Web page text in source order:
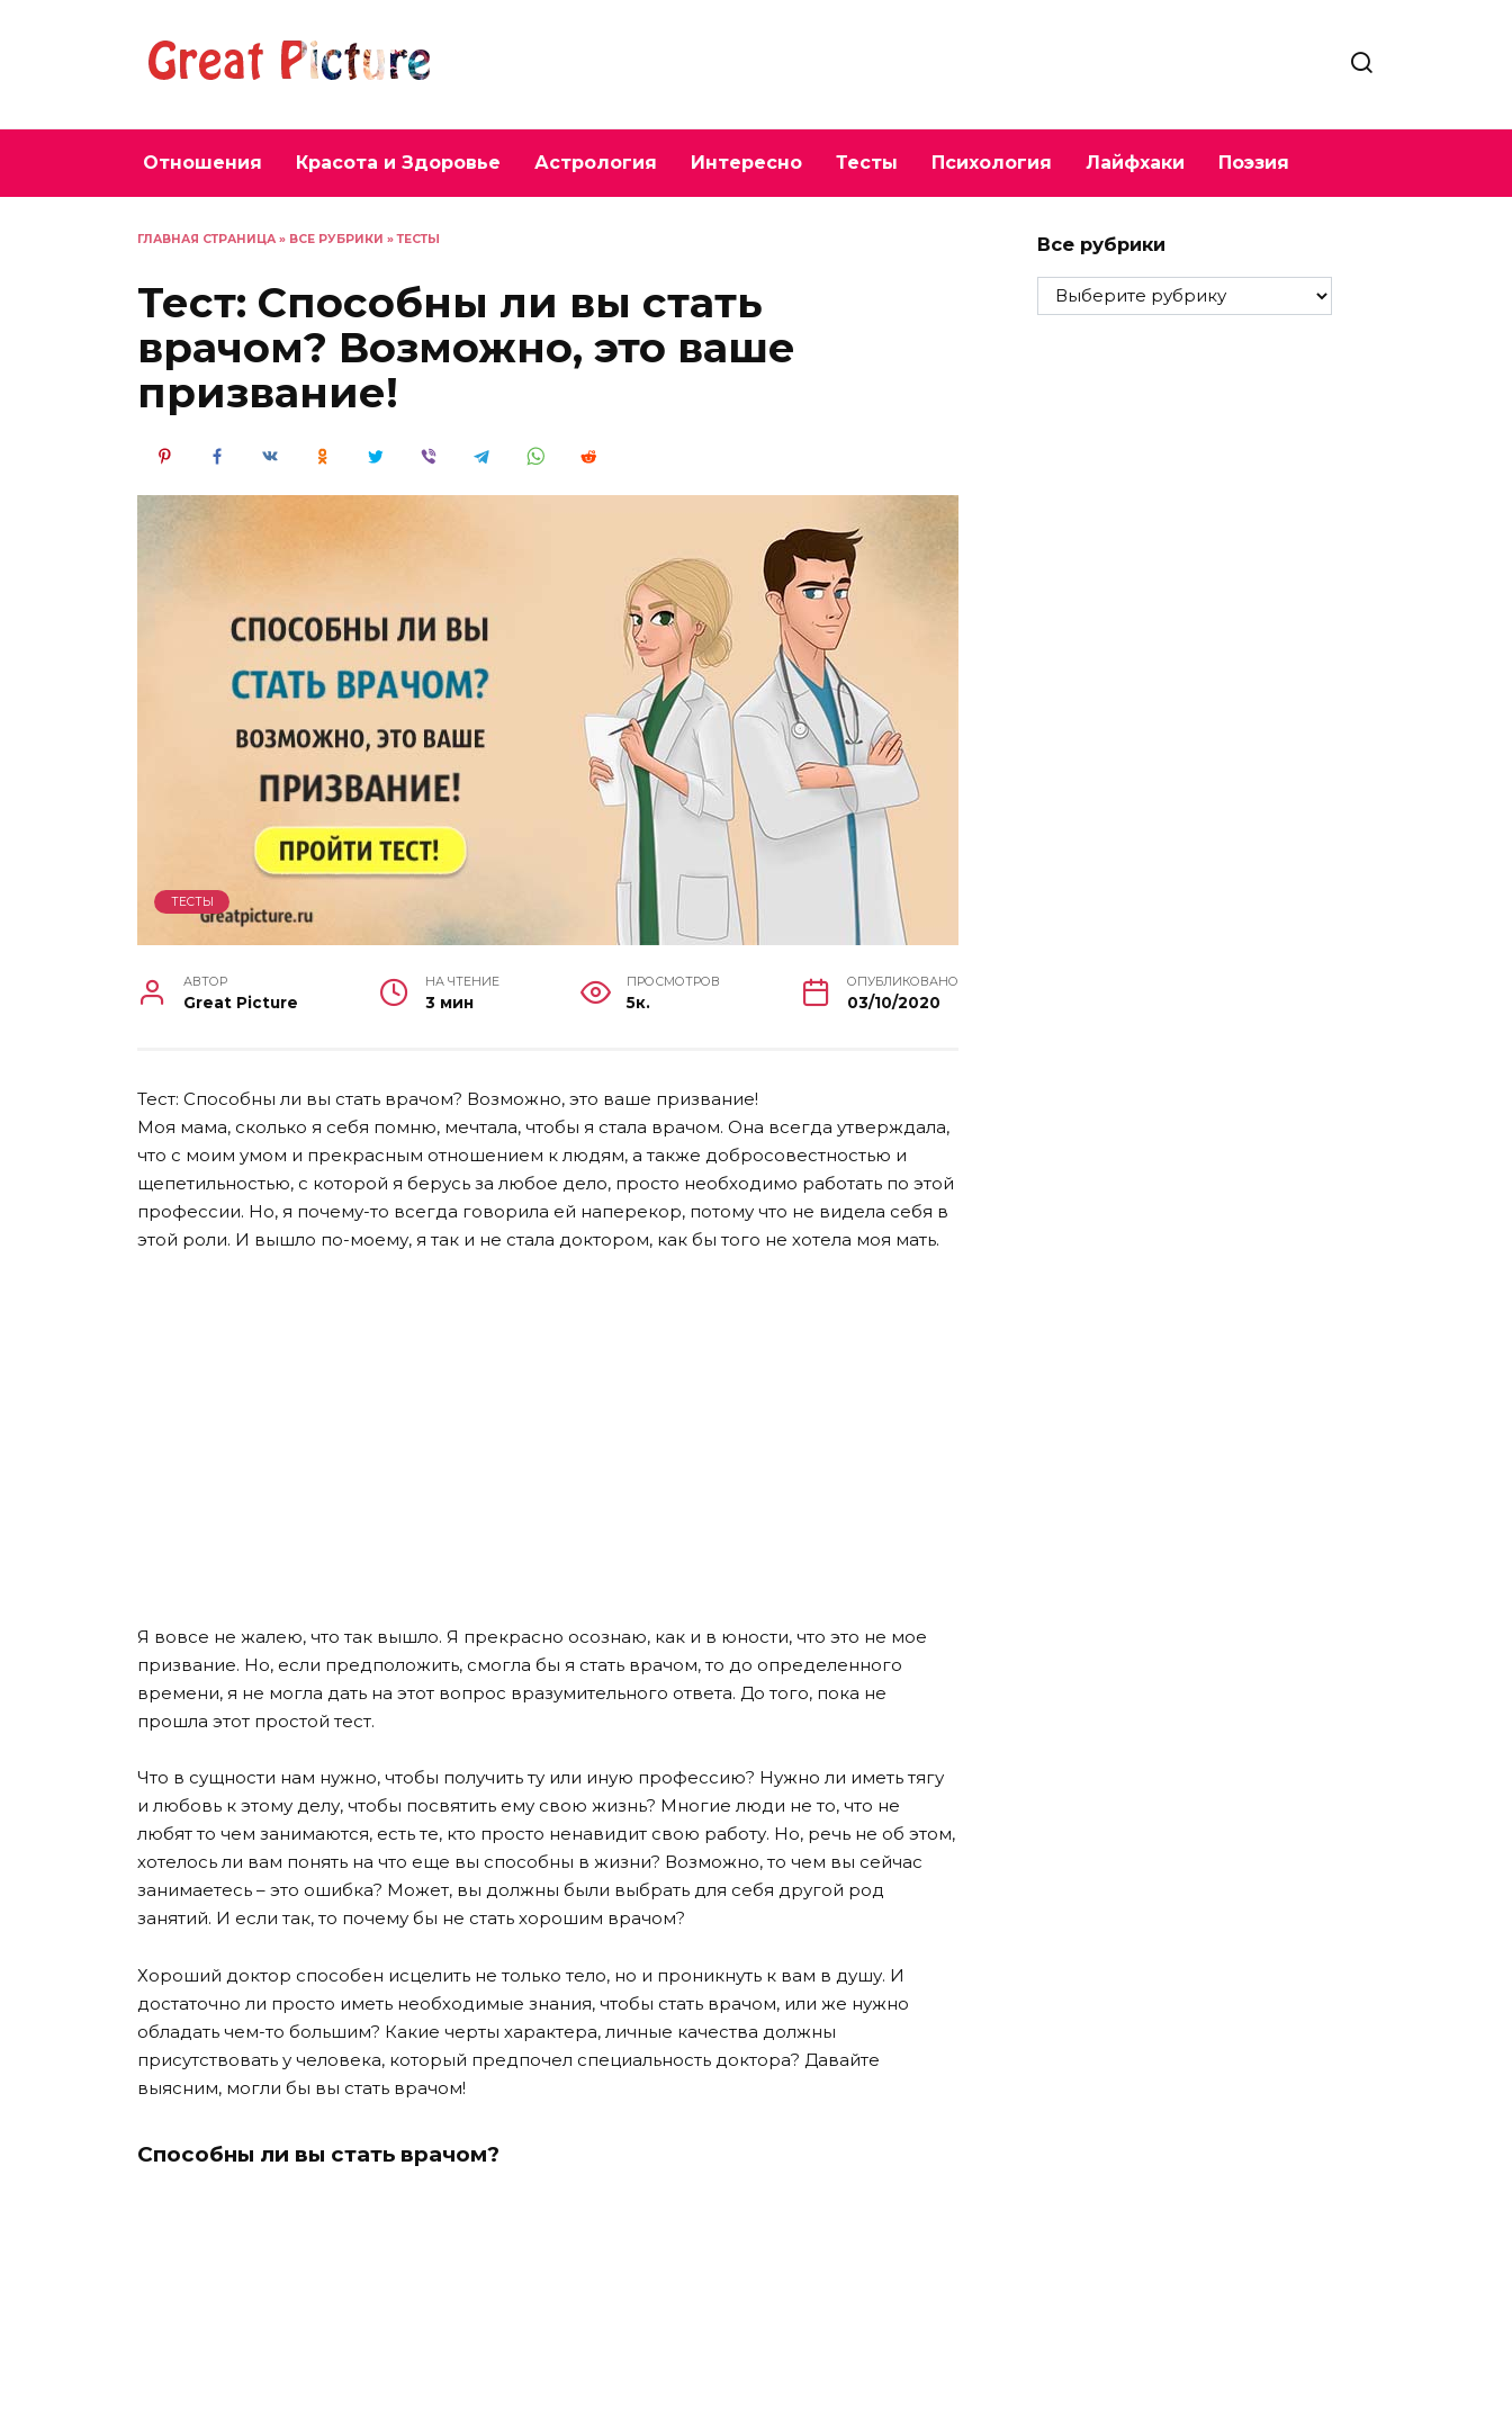
Отношения Красота и Здоровье Астрология Интересно Тесты Психология Лайфхаки Поэзия
ГЛАВНАЯ СТРАНИЦА » ВСЕ РУБРИКИ »ТЕСТЫ
Тест: Способны ли вы стать
врачом? Возможно, это ваше
призвание!
ТЕСТЫ
АВТОР
Great Picture
НА ЧТЕНИЕ
3 мин
ПРОСМОТРОВ
5к.
ОПУБЛИКОВАНО
03/10/2020
Тест: Способны ли вы стать врачом? Возможно, это ваше призвание!
Моя мама, сколько я себя помню, мечтала, чтобы я стала врачом. Она всегда утверждала,
что с моим умом и прекрасным отношением к людям, а также добросовестностью и
щепетильностью, с которой я берусь за любое дело, просто необходимо работать по этой
профессии. Но, я почему-то всегда говорила ей наперекор, потому что не видела себя в
этой роли. И вышло по-моему, я так и не стала доктором, как бы того не хотела моя мать.
Я вовсе не жалею, что так вышло. Я прекрасно осознаю, как и в юности, что это не мое
призвание. Но, если предположить, смогла бы я стать врачом, то до определенного
времени, я не могла дать на этот вопрос вразумительного ответа. До того, пока не
прошла этот простой тест.
Что в сущности нам нужно, чтобы получить ту или иную профессию? Нужно ли иметь тягу
и любовь к этому делу, чтобы посвятить ему свою жизнь? Многие люди не то, что не
любят то чем занимаются, есть те, кто просто ненавидит свою работу. Но, речь не об этом,
хотелось ли вам понять на что еще вы способны в жизни? Возможно, то чем вы сейчас
занимаетесь – это ошибка? Может, вы должны были выбрать для себя другой род
занятий. И если так, то почему бы не стать хорошим врачом?
Хороший доктор способен исцелить не только тело, но и проникнуть к вам в душу. И
достаточно ли просто иметь необходимые знания, чтобы стать врачом, или же нужно
обладать чем-то большим? Какие черты характера, личные качества должны
присутствовать у человека, который предпочел специальность доктора? Давайте
выясним, могли бы вы стать врачом!
Способны ли вы стать врачом?
Все рубрики
Все
рубрики